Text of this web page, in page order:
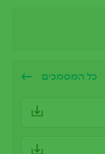
כל המסמכים